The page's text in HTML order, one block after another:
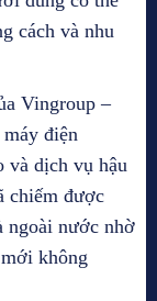
cách và nhu
Vingroup –
điện
và dịch vụ hậu
chiếm được
ngoài nước nhờ
không